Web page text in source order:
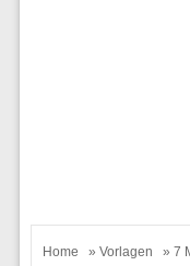
Home » Vorlagen » 7